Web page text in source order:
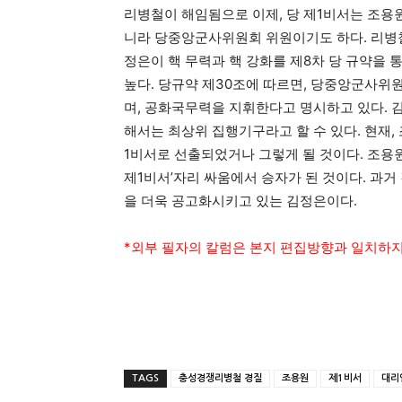
리병철이 해임됨으로 이제, 당 제1비서는 조
니라 당중앙군사위원회 위원이기도 하다. 리
정은이 핵 무력과 핵 강화를 제8차 당 규약을
높다. 당규약 제30조에 따르면, 당중앙군사위
며, 공화국무력을 지휘한다고 명시하고 있다.
해서는 최상위 집행기구라고 할 수 있다. 현재
1비서로 선출되었거나 그렇게 될 것이다. 조
제1비서’자리 싸움에서 승자가 된 것이다. 과
을 더욱 공고화시키고 있는 김정은이다.
*외부 필자의 칼럼은 본지 편집방향과 일치하
TAGS 충성경쟁리병철 경질 조용원 제1비서 대리